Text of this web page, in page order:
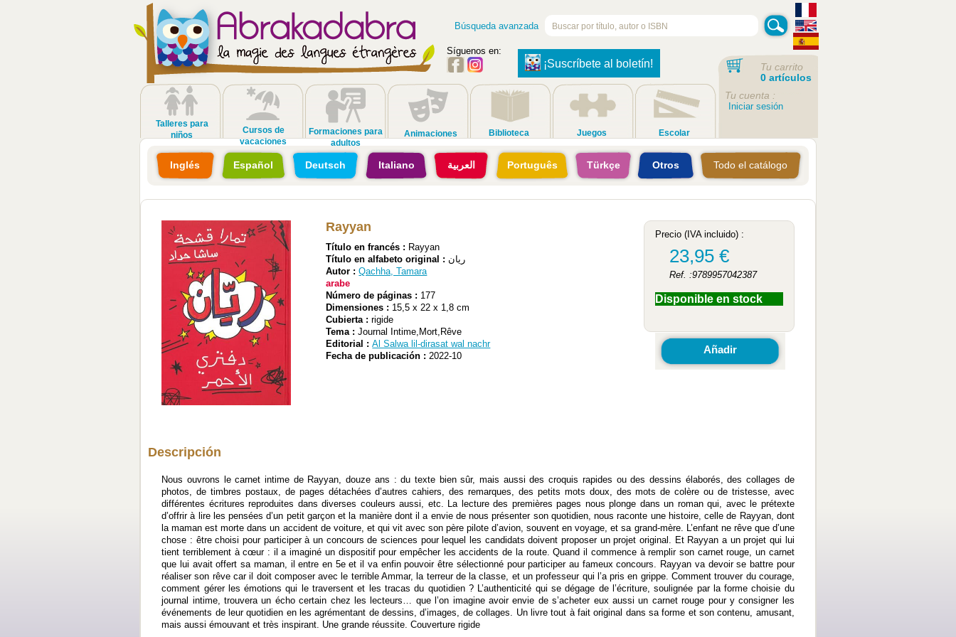
Búsqueda avanzada
Síguenos en:
¡Suscríbete al boletín!
Talleres para
niños
Cursos de
vacaciones
Formaciones para
adultos
Animaciones Biblioteca Juegos Escolar
Tu carrito
0 artículos
Tu cuenta :
Iniciar sesión
Inglés Español Deutsch Italiano العربية Português Türkçe Otros Todo el catálogo
Rayyan
Título en francés : Rayyan
Título en alfabeto original : ريان
Autor :Qachha, Tamara
arabe
Número de páginas : 177
Dimensiones : 15,5 x 22 x 1,8 cm
Cubierta : rigide
Tema : Journal Intime,Mort,Rêve
Editorial :Al Salwa lil-dirasat wal nachr
Fecha de publicación : 2022-10
Precio (IVA incluido) :
23,95 €
Ref. :9789957042387
Disponible en stock
Añadir
Descripción
Nous ouvrons le carnet intime de Rayyan, douze ans : du texte bien sûr, mais aussi des croquis rapides ou des dessins élaborés, des collages de
photos, de timbres postaux, de pages détachées d’autres cahiers, des remarques, des petits mots doux, des mots de colère ou de tristesse, avec
différentes écritures reproduites dans diverses couleurs aussi, etc. La lecture des premières pages nous plonge dans un roman qui, avec le prétexte
d’offrir à lire les pensées d’un petit garçon et la manière dont il a envie de nous présenter son quotidien, nous raconte une histoire, celle de Rayyan, dont
la maman est morte dans un accident de voiture, et qui vit avec son père pilote d’avion, souvent en voyage, et sa grand-mère. L’enfant ne rêve que d’une
chose : être choisi pour participer à un concours de sciences pour lequel les candidats doivent proposer un projet original. Et Rayyan a un projet qui lui
tient terriblement à cœur : il a imaginé un dispositif pour empêcher les accidents de la route. Quand il commence à remplir son carnet rouge, un carnet
que lui avait offert sa maman, il entre en 5e et il va enfin pouvoir être sélectionné pour participer au fameux concours. Rayyan va devoir se battre pour
réaliser son rêve car il doit composer avec le terrible Ammar, la terreur de la classe, et un professeur qui l’a pris en grippe. Comment trouver du courage,
comment gérer les émotions qui le traversent et les tracas du quotidien ? L’authenticité qui se dégage de l’écriture, soulignée par la forme choisie du
journal intime, trouvera un écho certain chez les lecteurs… que l’on imagine avoir envie de s’acheter eux aussi un carnet rouge pour y consigner les
événements de leur quotidien en les agrémentant de dessins, d’images, de collages. Un livre tout à fait original dans sa forme et son contenu, amusant,
mais aussi émouvant et très inspirant. Une grande réussite. Couverture rigide